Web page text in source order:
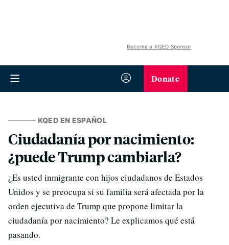
Become a KQED Sponsor
Donate
KQED EN ESPAÑOL
Ciudadanía por nacimiento:
¿puede Trump cambiarla?
¿Es usted inmigrante con hijos ciudadanos de Estados
Unidos y se preocupa si su familia será afectada por la
orden ejecutiva de Trump que propone limitar la
ciudadanía por nacimiento? Le explicamos qué está
pasando.